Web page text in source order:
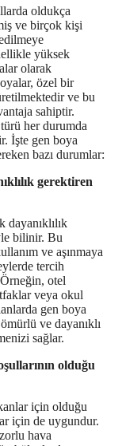
oldukça
ve birçok kişi
yüksek
olarak
özel bir
ve bu
sahiptir.
her durumda
İşte gen boya
bazı durumlar:
gerektiren
dayanıklılık
bilinir. Bu
ve aşınmaya
tercih
otel
veya okul
gen boya
ve dayanıklı
sağlar.
olduğu
için olduğu
için de uygundur.
hava